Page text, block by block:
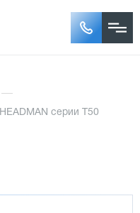
HEADMAN серии Т50